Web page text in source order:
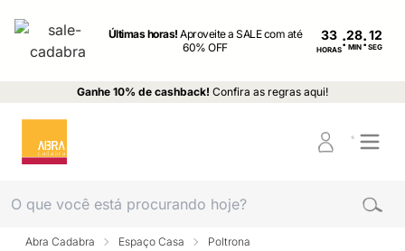
Últimas horas!Aproveite a SALE com até
60% OFF
33
HORAS: MIN : SEG
Ganhe 10% de cashback! Confira as regras aqui!
Abra Cadabra Espaço Casa Poltrona